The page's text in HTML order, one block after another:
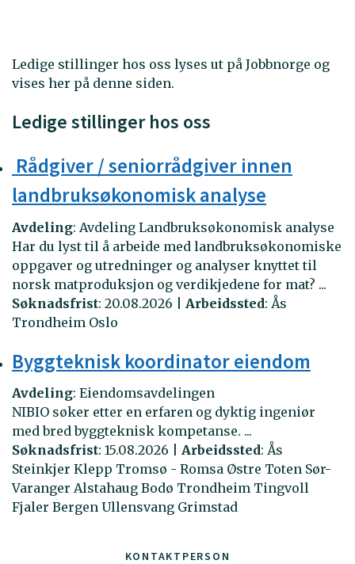
Ledige stillinger hos oss lyses ut på Jobbnorge og
vises her på denne siden.
Ledige stillinger hos oss
Rådgiver / seniorrådgiver innen
landbruksøkonomisk analyse
Avdeling: Avdeling Landbruksøkonomisk analyse
Har du lyst til å arbeide med landbruksøkonomiske
oppgaver og utredninger og analyser knyttet til
norsk matproduksjon og verdikjedene for mat? ...
Søknadsfrist: 20.08.2026 Arbeidssted: Ås
Trondheim Oslo
Byggteknisk koordinator eiendom
Avdeling: Eiendomsavdelingen
NIBIO søker etter en erfaren og dyktig ingeniør
med bred byggteknisk kompetanse. ...
Søknadsfrist: 15.08.2026 Arbeidssted: Ås
Steinkjer Klepp Tromsø - Romsa Østre Toten Sør-
Varanger Alstahaug Bodø Trondheim Tingvoll
Fjaler Bergen Ullensvang Grimstad
KONTAKTPERSON